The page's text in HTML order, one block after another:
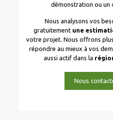
démonstration ou un
Nous analysons vos
gratuitement une
votre projet. Nous offrons
répondre au mieux à vos
aussi actif dans la
Nous